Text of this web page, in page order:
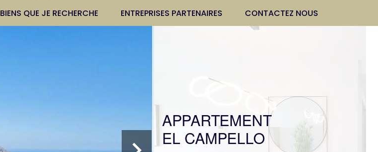
BIENS QUE JE RECHERCHE ENTREPRISES PARTENAIRES CONTACTEZ NOUS
APPARTEMENT
EL CAMPELLO